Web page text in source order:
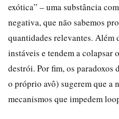
exótica” – uma substância
negativa, que não sabemos
quantidades relevantes. Além
instáveis e tendem a colapsar
destrói. Por fim, os paradoxos
o próprio avô) sugerem que a
mecanismos que impedem